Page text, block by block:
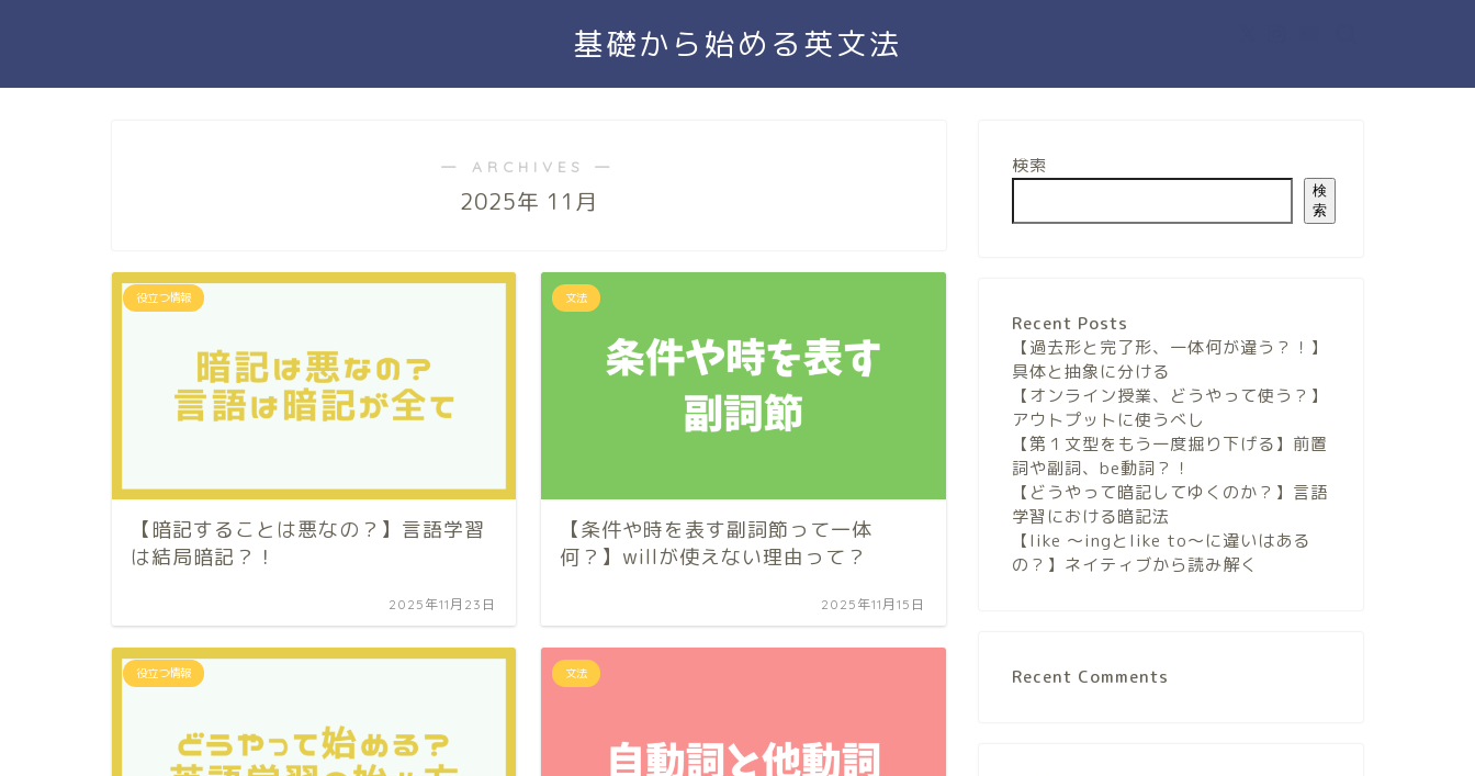
基礎から始める英文法
― ARCHIVES ―
2025年 11月
役立つ情報
【暗記することは悪なの？】言語学習
は結局暗記？！
2025年11月23日
文法
【条件や時を表す副詞節って一体
何？】willが使えない理由って？
2025年11月15日
役立つ情報 文法
検索
検
索
Recent Posts
【過去形と完了形、一体何が違う？！】
具体と抽象に分ける
【オンライン授業、どうやって使う？】
アウトプットに使うべし
【第１文型をもう一度掘り下げる】前置
詞や副詞、be動詞？！
【どうやって暗記してゆくのか？】言語
学習における暗記法
【like 〜ingとlike to〜に違いはある
の？】ネイティブから読み解く
Recent Comments